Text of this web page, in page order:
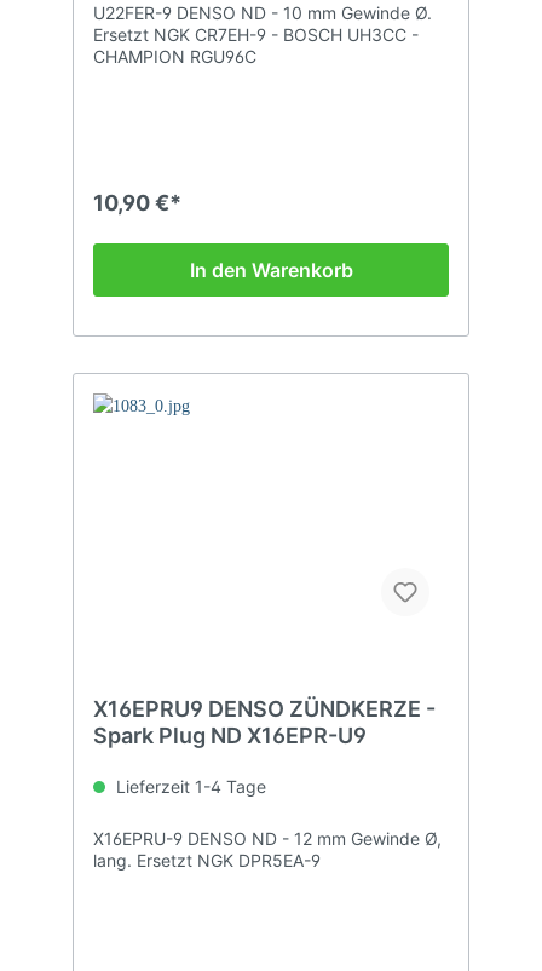
U22FER-9 DENSO ND - 10 mm Gewinde Ø.
Ersetzt NGK CR7EH-9 - BOSCH UH3CC -
CHAMPION RGU96C
10,90 €*
In den Warenkorb
X16EPRU9 DENSO ZÜNDKERZE -
Spark Plug ND X16EPR-U9
Lieferzeit 1-4 Tage
X16EPRU-9 DENSO ND - 12 mm Gewinde Ø,
lang. Ersetzt NGK DPR5EA-9